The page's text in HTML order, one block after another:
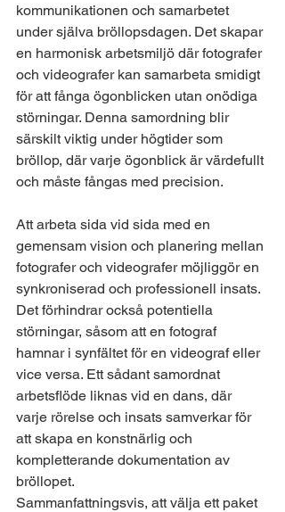
kommunikationen och samarbetet
under själva bröllopsdagen. Det skapar
en harmonisk arbetsmiljö där fotografer
och videografer kan samarbeta smidigt
för att fånga ögonblicken utan onödiga
störningar. Denna samordning blir
särskilt viktig under högtider som
bröllop, där varje ögonblick är värdefullt
och måste fångas med precision.
Att arbeta sida vid sida med en
gemensam vision och planering mellan
fotografer och videografer möjliggör en
synkroniserad och professionell insats.
Det förhindrar också potentiella
störningar, såsom att en fotograf
hamnar i synfältet för en videograf eller
vice versa. Ett sådant samordnat
arbetsflöde liknas vid en dans, där
varje rörelse och insats samverkar för
att skapa en konstnärlig och
kompletterande dokumentation av
bröllopet.
Sammanfattningsvis, att välja ett paket